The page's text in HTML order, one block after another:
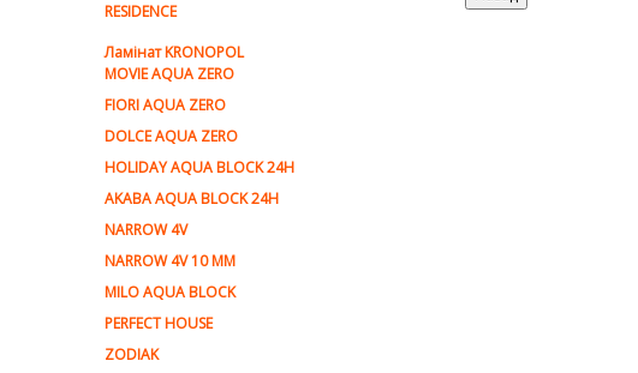
RESIDENCE
Ламiнат KRONOPOL
MOVIE AQUA ZERO
FIORI AQUA ZERO
DOLCE AQUA ZERO
HOLIDAY AQUA BLOCK 24H
AKABA AQUA BLOCK 24H
NARROW 4V
NARROW 4V 10 MM
MILO AQUA BLOCK
PERFECT HOUSE
ZODIAK